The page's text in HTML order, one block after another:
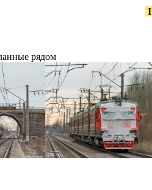
I
рядом